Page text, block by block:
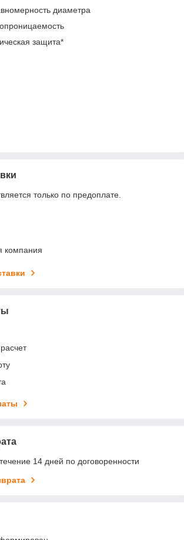
диаметра
защита*
только по предоплате.
компания
14 дней по договоренности